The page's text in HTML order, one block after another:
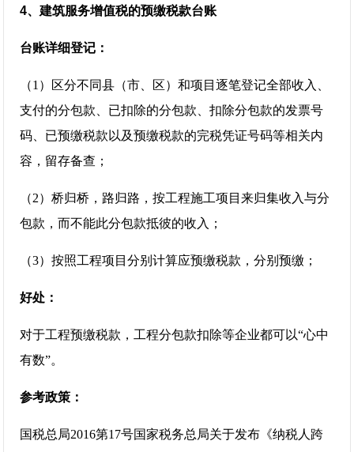
4、建筑服务增值税的预缴税款台账
台账详细登记：
（1）区分不同县（市、区）和项目逐笔登记全部收入、
支付的分包款、已扣除的分包款、扣除分包款的发票号
码、已预缴税款以及预缴税款的完税凭证号码等相关内
容，留存备查；
（2）桥归桥，路归路，按工程施工项目来归集收入与分
包款，而不能此分包款抵彼的收入；
（3）按照工程项目分别计算应预缴税款，分别预缴；
好处：
对于工程预缴税款，工程分包款扣除等企业都可以“心中
有数”。
参考政策：
国税总局2016第17号国家税务总局关于发布《纳税人跨